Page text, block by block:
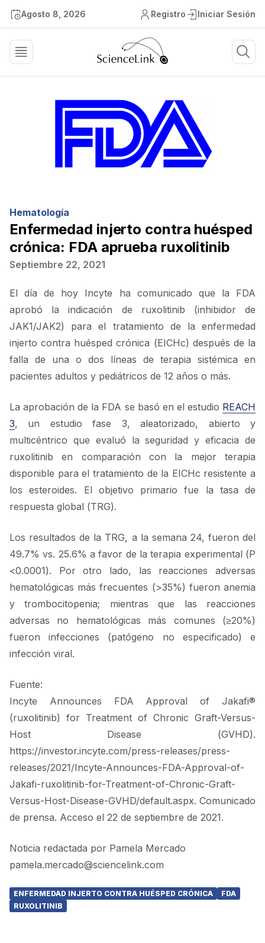
Agosto 8, 2026 Registro Iniciar Sesión
Hematología
Enfermedad injerto contra huésped
crónica: FDA aprueba ruxolitinib
Septiembre 22, 2021
El día de hoy Incyte ha comunicado que la FDA
aprobó la indicación de ruxolitinib (inhibidor de
JAK1/JAK2) para el tratamiento de la enfermedad
injerto contra huésped crónica (EICHc) después de la
falla de una o dos líneas de terapia sistémica en
pacientes adultos y pediátricos de 12 años o más.
La aprobación de la FDA se basó en el estudio REACH
3, un estudio fase 3, aleatorizado, abierto y
multicéntrico que evaluó la seguridad y eficacia de
ruxolitinib en comparación con la mejor terapia
disponible para el tratamiento de la EICHc resistente a
los esteroides. El objetivo primario fue la tasa de
respuesta global (TRG).
Los resultados de la TRG, a la semana 24, fueron del
49.7% vs. 25.6% a favor de la terapia experimental (P
<0.0001). Por otro lado, las reacciones adversas
hematológicas más frecuentes (>35%) fueron anemia
y trombocitopenia; mientras que las reacciones
adversas no hematológicas más comunes (≥20%)
fueron infecciones (patógeno no especificado) e
infección viral.
Fuente:
Incyte Announces FDA Approval of Jakafi®
(ruxolitinib) for Treatment of Chronic Graft-Versus-
Host Disease (GVHD).
https://investor.incyte.com/press-releases/press-
releases/2021/Incyte-Announces-FDA-Approval-of-
Jakafi-ruxolitinib-for-Treatment-of-Chronic-Graft-
Versus-Host-Disease-GVHD/default.aspx. Comunicado
de prensa. Acceso el 22 de septiembre de 2021.
Noticia redactada por Pamela Mercado
pamela.mercado@sciencelink.com
ENFERMEDAD INJERTO CONTRA HUÉSPED CRÓNICA
FDA
RUXOLITINIB